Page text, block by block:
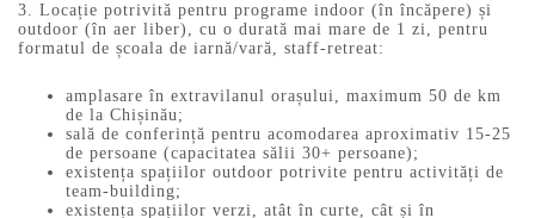
3. Locație potrivită pentru programe indoor (în încăpere) și
outdoor (în aer liber), cu o durată mai mare de 1 zi, pentru
formatul de școala de iarnă/vară, staff-retreat:
amplasare în extravilanul orașului, maximum 50 de km
de la Chișinău;
sală de conferință pentru acomodarea aproximativ 15-25
de persoane (capacitatea sălii 30+ persoane);
existența spațiilor outdoor potrivite pentru activități de
team-building;
existența spațiilor verzi, atât în curte, cât și în